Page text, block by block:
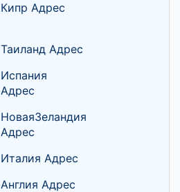
Кипр Адрес
Таиланд Адрес
Испания
Адрес
НоваяЗеландия
Адрес
Италия Адрес
Англия Адрес